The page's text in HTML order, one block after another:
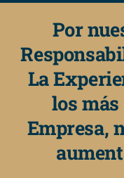
Por
La
los más
Empresa,